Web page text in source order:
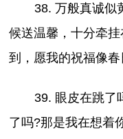
38. 万般真诚似
候送温馨，十分牵
到，愿我的祝福像
39. 眼皮在跳了
了吗?那是我在想着